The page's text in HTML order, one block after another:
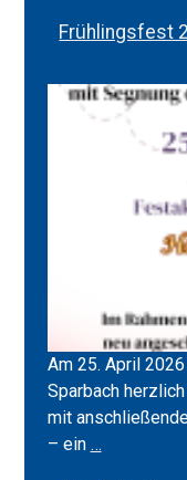
Frühlingsfest
Am 25. April
Sparbach
mit
– ein …